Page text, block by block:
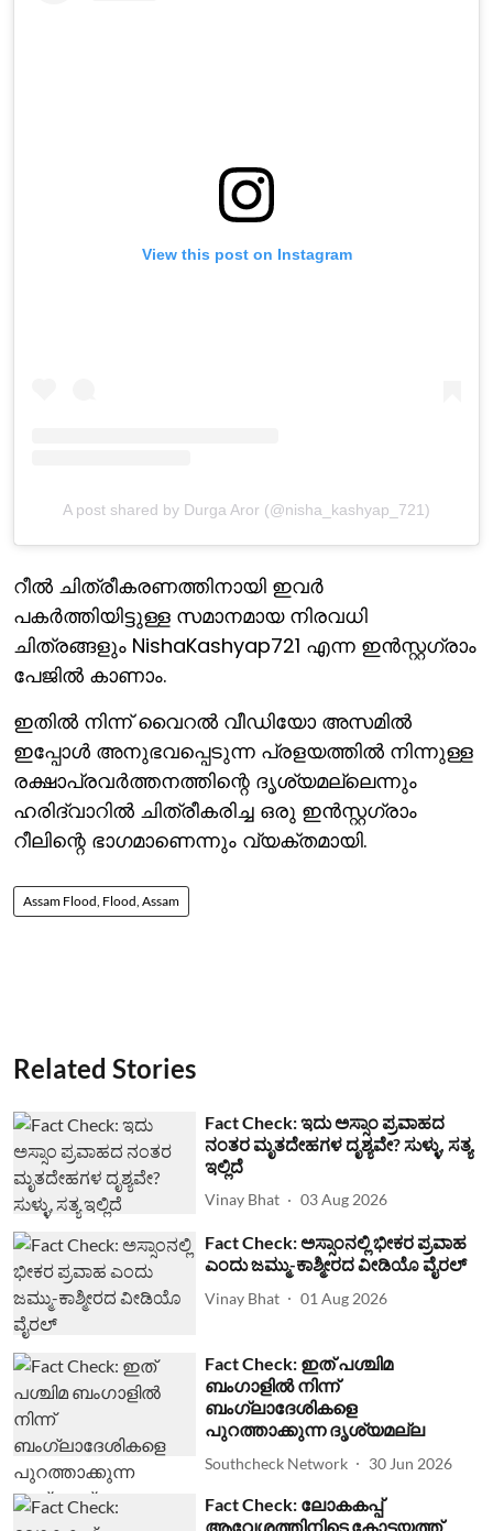
View this post on Instagram
A post shared by Durga Aror (@nisha_kashyap_721)
റീല്‍ ചിത്രീകരണത്തിനായി ഇവര്‍
പകര്‍ത്തിയിട്ടുള്ള സമാനമായ നിരവധി
ചിത്രങ്ങളും NishaKashyap721 എന്ന ഇന്‍സ്റ്റഗ്രാം
പേജില്‍ കാണാം.
ഇതില്‍ നിന്ന് വൈറല്‍ വീഡിയോ അസമില്‍
ഇപ്പോള്‍ അനുഭവപ്പെടുന്ന പ്രളയത്തില്‍ നിന്നുള്ള
രക്ഷാപ്രവര്‍ത്തനത്തിന്റെ ദൃശ്യമല്ലെന്നും
ഹരിദ്വാറില്‍ ചിത്രീകരിച്ച ഒരു ഇന്‍സ്റ്റഗ്രാം
റീലിന്റെ ഭാഗമാണെന്നും വ്യക്തമായി.
Assam Flood, Flood, Assam
Related Stories
Fact Check: ಇದು ಅಸ್ಸಾಂ ಪ್ರವಾಹದ
ನಂತರ ಮೃತದೇಹಗಳ ದೃಶ್ಯವೇ? ಸುಳ್ಳು, ಸತ್ಯ
ಇಲ್ಲಿದೆ
Vinay Bhat 03 Aug 2026
Fact Check: ಅಸ್ಸಾಂನಲ್ಲಿ ಭೀಕರ ಪ್ರವಾಹ
ಎಂದು ಜಮ್ಮು-ಕಾಶ್ಮೀರದ ವೀಡಿಯೊ ವೈರಲ್
Vinay Bhat 01 Aug 2026
Fact Check: ഇത് പശ്ചിമ
ബംഗാളില്‍ നിന്ന്
ബംഗ്ലാദേശികളെ
പുറത്താക്കുന്ന ദൃശ്യമല്ല
Southcheck Network 30 Jun 2026
Fact Check: ലോകകപ്പ്
ആവേശത്തിനിടെ കോട്ടയത്ത്